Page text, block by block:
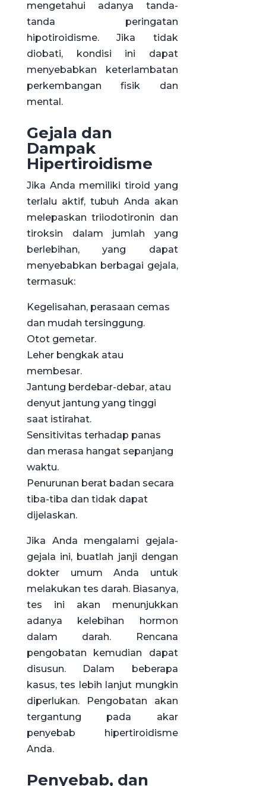
mengetahui adanya tanda-
tanda peringatan
hipotiroidisme. Jika tidak
diobati, kondisi ini dapat
menyebabkan keterlambatan
perkembangan fisik dan
mental.
Gejala dan
Dampak
Hipertiroidisme
Jika Anda memiliki tiroid yang
terlalu aktif, tubuh Anda akan
melepaskan triiodotironin dan
tiroksin dalam jumlah yang
berlebihan, yang dapat
menyebabkan berbagai gejala,
termasuk:
Kegelisahan, perasaan cemas
dan mudah tersinggung.
Otot gemetar.
Leher bengkak atau
membesar.
Jantung berdebar-debar, atau
denyut jantung yang tinggi
saat istirahat.
Sensitivitas terhadap panas
dan merasa hangat sepanjang
waktu.
Penurunan berat badan secara
tiba-tiba dan tidak dapat
dijelaskan.
Jika Anda mengalami gejala-
gejala ini, buatlah janji dengan
dokter umum Anda untuk
melakukan tes darah. Biasanya,
tes ini akan menunjukkan
adanya kelebihan hormon
dalam darah. Rencana
pengobatan kemudian dapat
disusun. Dalam beberapa
kasus, tes lebih lanjut mungkin
diperlukan. Pengobatan akan
tergantung pada akar
penyebab hipertiroidisme
Anda.
Penyebab, dan